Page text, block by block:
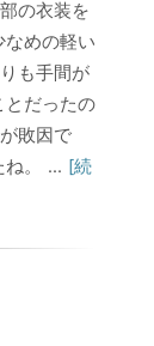
の衣装を
なめの軽い
も手間が
とだったの
敗因で
ね。 ... [続